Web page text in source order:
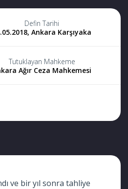
Defin Tarihi
Ankara Karşıyaka
Tutuklayan Mahkeme
Ağır Ceza Mahkemesi
ve bir yıl sonra tahliye